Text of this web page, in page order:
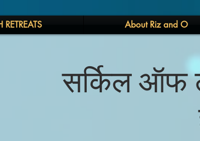
RETREATS About Riz and O
सर्किल ऑफ